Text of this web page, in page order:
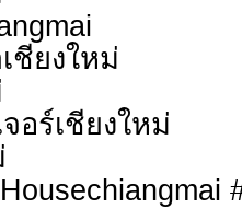
ชียงใหม่
อร์เชียงใหม่